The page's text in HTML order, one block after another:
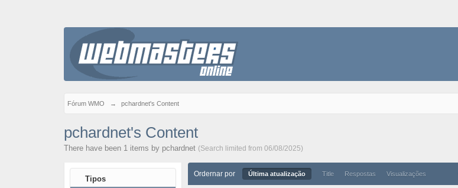
Fórum WMO → pchardnet's Content
pchardnet's Content
There have been 1 items by pchardnet (Search limited from 06/08/2025)
Tipos
Ordernar por Última atualização Title Respostas Visualizações